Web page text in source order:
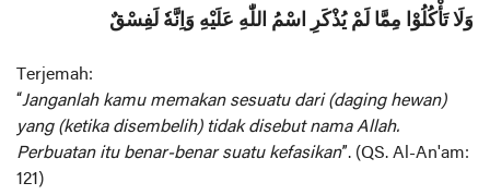
وَلَا تَأْكُلُوْا مِمَّا لَمْ يُذْكَرِ اسْمُ اللّٰهِ عَلَيْهِ وَاِنَّهٗ لَفِسْقٌ
Terjemah:
“Janganlah kamu memakan sesuatu dari (daging hewan)
yang (ketika disembelih) tidak disebut nama Allah.
Perbuatan itu benar-benar suatu kefasikan”. (QS. Al-An'am:
121)